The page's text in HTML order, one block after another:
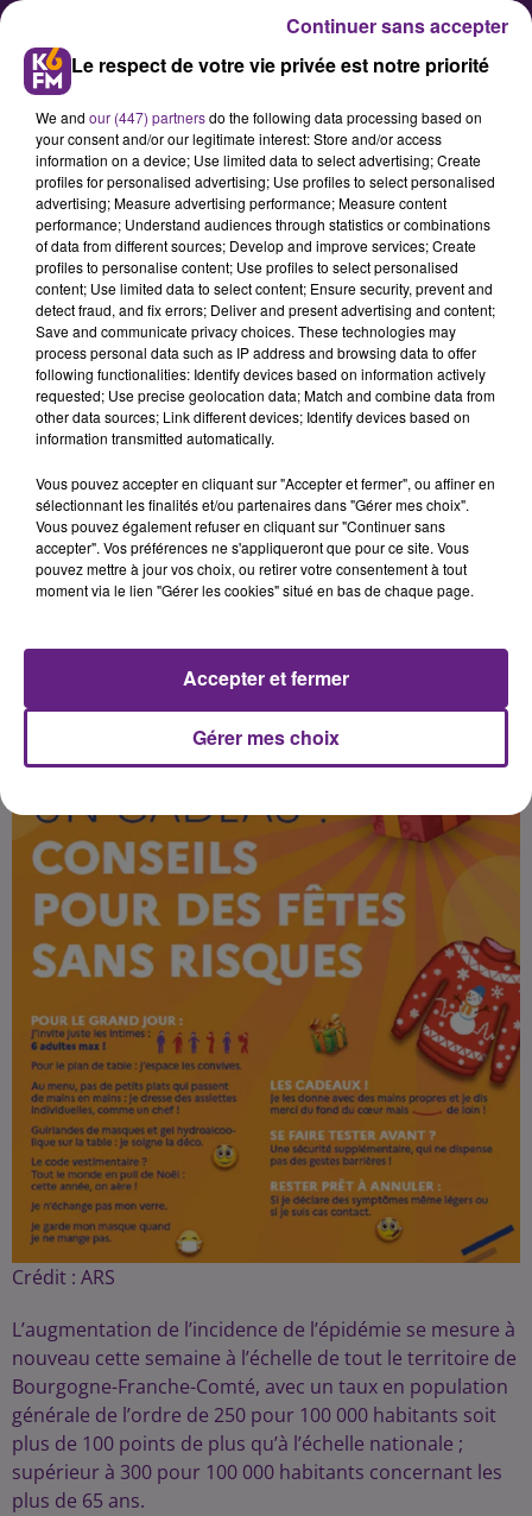
COVID-19 EN BOURGOGNE-
FRANCHE-COMTE : L’épidémie
poursuit sa progression
La région Bourgogne-Franche-
Comté reste la plus touchée de
France par la deuxième vague de
pas relâcher la vigilance pendant
les fêtes.
Publié : 25 décembre 2020 à 7h00 par Redaction
Crédit : ARS
L’augmentation de l’incidence de l’épidémie se mesure à
nouveau cette semaine à l’échelle de tout le territoire de
Bourgogne-Franche-Comté, avec un taux en population
générale de l’ordre de 250 pour 100 000 habitants soit
plus de 100 points de plus qu’à l’échelle nationale ;
supérieur à 300 pour 100 000 habitants concernant les
plus de 65 ans.
Le respect de votre vie privée est notre priorité
We and our (447) partnersdo the following data processing based on
your consent and/or our legitimate interest: Store and/or access
information on a device; Use limited data to select advertising; Create
profiles for personalised advertising; Use profiles to select personalised
advertising; Measure advertising performance; Measure content
performance; Understand audiences through statistics or combinations
of data from different sources; Develop and improve services; Create
profiles to personalise content; Use profiles to select personalised
content; Use limited data to select content; Ensure security, prevent and
detect fraud, and fix errors; Deliver and present advertising and content;
Save and communicate privacy choices. These technologies may
process personal data such as IP address and browsing data to offer
following functionalities: Identify devices based on information actively
requested; Use precise geolocation data; Match and combine data from
other data sources; Link different devices; Identify devices based on
information transmitted automatically.
Vous pouvez accepter en cliquant sur "Accepter et fermer", ou affiner en
sélectionnant les finalités et/ou partenaires dans "Gérer mes choix".
Vous pouvez également refuser en cliquant sur "Continuer sans
accepter". Vos préférences ne s'appliqueront que pour ce site. Vous
pouvez mettre à jour vos choix, ou retirer votre consentement à tout
moment via le lien "Gérer les cookies" situé en bas de chaque page.
Gérer mes choix
Accepter et fermer
Continuer sans accepter